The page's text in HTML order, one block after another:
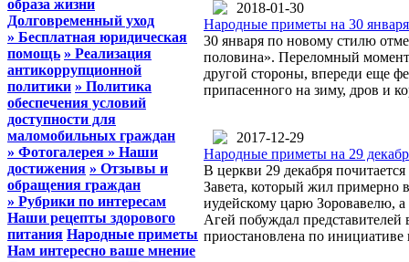
образа жизни
Долговременный уход
» Бесплатная юридическая
помощь » Реализация
антикоррупционной
политики » Политика
обеспечения условий
доступности для
маломобильных граждан
» Фотогалерея » Наши
достижения » Отзывы и
обращения граждан
» Рубрики по интересам
Наши рецепты здорового
питания Народные приметы
Нам интересно ваше мнение
2018-01-30
Народные приметы на 30 января
30 января по новому стилю
половина». Переломный
другой стороны, впереди еще
припасенного на зиму, дров и
2017-12-29
Народные приметы на 29
В церкви 29 декабря
Завета, который жил примерно
иудейскому царю Зоровавелю,
Агей побуждал
приостановлена по